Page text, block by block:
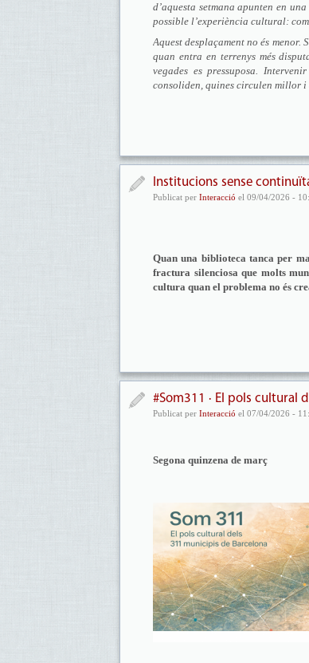
d’aquesta setmana apunten en
possible l’experiència cultural:
Aquest desplaçament no és
quan entra en terrenys més
vegades es pressuposa.
consoliden, quines circulen millor i
Institucions sense
Publicat per Interacció el 09/04/2026 -
Quan una biblioteca tanca per
fractura silenciosa que molts
cultura quan el problema no és
#Som311 · El pols cultural
Publicat per Interacció el 07/04/2026 -
Segona quinzena de març